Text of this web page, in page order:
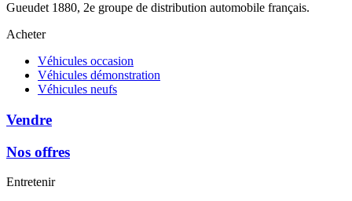
Gueudet 1880, 2e groupe de distribution automobile français.
Acheter
Véhicules occasion
Véhicules démonstration
Véhicules neufs
Vendre
Nos offres
Entretenir